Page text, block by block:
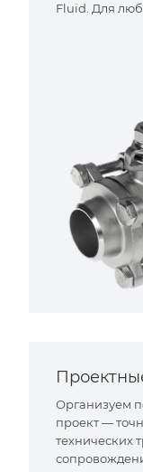
Fluid. Для
Организуем
проект —
технических